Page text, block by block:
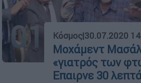
01 Κόσμος|30.07.2020
Μοχάμεντ
«γιατρός των
Επαιρνε 30